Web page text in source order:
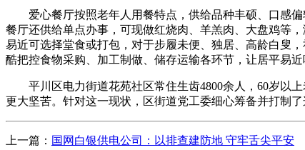
爱心餐厅按照老年人用餐特点，供给品种丰硕、口感偏
餐厅还供给单点办事，可现做红烧肉、羊羔肉、大盘鸡等
易近可选择堂食或打包，对于步履未便、独居、高龄白叟
酷把控食物采购、加工制做、储存运输各环节，让居平易近
平川区电力街道花苑社区常住生齿4800余人，60岁以上
更大坚苦。针对这一现状，区街道党工委细心筹备并打制了
上一篇： 国网白银供电公司：以排查建防地 守牢舌尖平安